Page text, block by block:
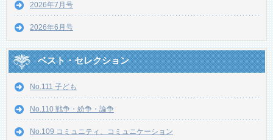
2026年7月号
2026年6月号
ベスト・セレクション
No.111 子ども
No.110 戦争・紛争・論争
No.109 コミュニティ、コミュニケーション